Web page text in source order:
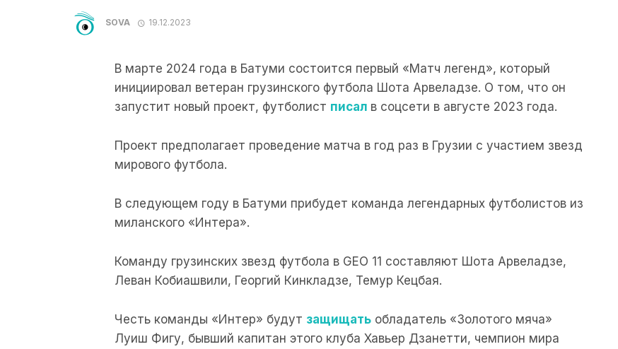
SOVA 19.12.2023
В марте 2024 года в Батуми состоится первый «Матч легенд», который
инициировал ветеран грузинского футбола Шота Арвеладзе. О том, что он
запустит новый проект, футболист писал в соцсети в августе 2023 года.
Проект предполагает проведение матча в год раз в Грузии с участием звезд
мирового футбола.
В следующем году в Батуми прибудет команда легендарных футболистов из
миланского «Интера».
Команду грузинских звезд футбола в GEO 11 составляют Шота Арвеладзе,
Леван Кобиашвили, Георгий Кинкладзе, Темур Кецбая.
Честь команды «Интер» будут защищать обладатель «Золотого мяча»
Луиш Фигу, бывший капитан этого клуба Хавьер Дзанетти, чемпион мира